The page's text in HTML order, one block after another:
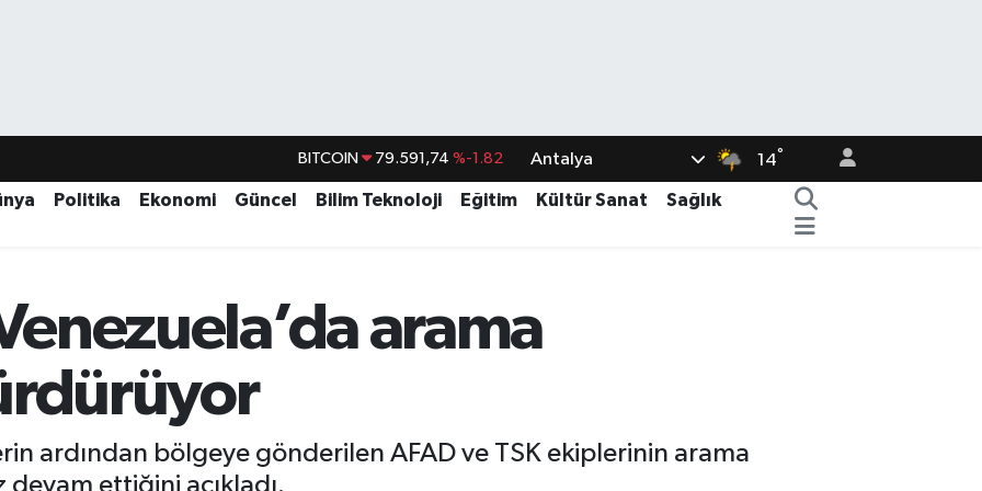
BITCOIN 79.591,74 %-1.82
DOLAR 45,43620 %0.02
G.ALTIN
BİST100 14.598,00 %0
Antalya 14°
Politika Ekonomi Güncel Bilim Teknoloji Eğitim Kültür Sanat
Sağlık
arama
ardından bölgeye gönderilen AFAD ve TSK ekiplerinin arama
devam ettiğini açıkladı.